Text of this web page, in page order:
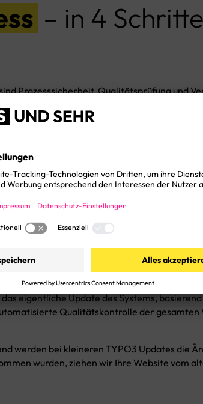
– in 4
Prozesssicherheit, Qualitätsprüfung und
sollte man ein TYPO3 Update nicht
den richtigen Partner mit ins Boot zu holen.
sicher und ohne Probleme auf die
Prozess, basierend auf unserere
wir Ihr bestehendes System, die
TYPO3 Update.
System nicht zu „schädigen“ setzen wir
So können wir mögliche Risiken
eigentliche Update des Systems,
Qualitätskontrolle der gesamten
werden bei kleineren TYPO3 Updates die
wurden, ziehen wir Ihre Website vom